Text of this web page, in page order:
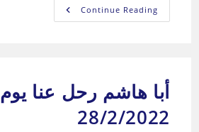
Continue Readingإلى
سهيلة
أبا هاشم رحل عنا يوم
28/2/2022